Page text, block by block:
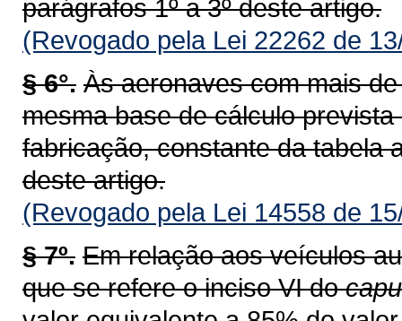
parágrafos 1º a 3º deste artigo.
(Revogado pela Lei 22262 de
§ 6°. Às aeronaves com mais
mesma base de cálculo
fabricação, constante da tabela
deste artigo.
(Revogado pela Lei 14558 de
§ 7º. Em relação aos veículos
que se refere o inciso VI do